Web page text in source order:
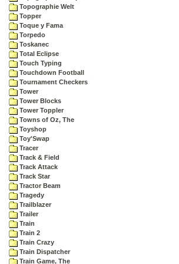
Topographie Welt
Topper
Toque y Fama
Torpedo
Toskanec
Total Eclipse
Touch Typing
Touchdown Football
Tournament Checkers
Tower
Tower Blocks
Tower Toppler
Towns of Oz, The
Toyshop
Toy'Swap
Tracer
Track & Field
Track Attack
Track Star
Tractor Beam
Tragedy
Trailblazer
Trailer
Train
Train 2
Train Crazy
Train Dispatcher
Train Game, The